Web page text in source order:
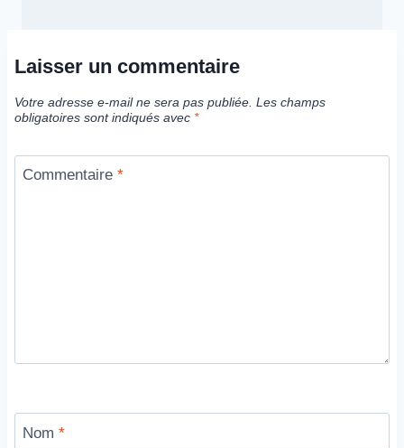
Laisser un commentaire
Votre adresse e-mail ne sera pas publiée. Les champs
obligatoires sont indiqués avec *
Commentaire *
Nom *